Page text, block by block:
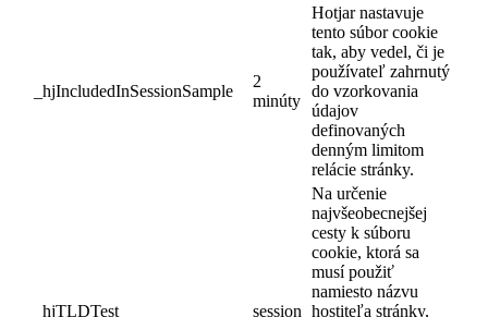
_hjIncludedInSessionSample
2
minúty
Hotjar nastavuje
tento súbor cookie
tak, aby vedel, či je
používateľ zahrnutý
do vzorkovania
údajov
definovaných
denným limitom
relácie stránky.
_hjTLDTest session
Na určenie
najvšeobecnejšej
cesty k súboru
cookie, ktorá sa
musí použiť
namiesto názvu
hostiteľa stránky,